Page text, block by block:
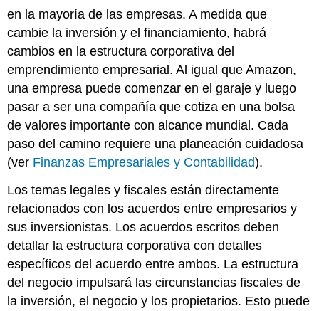
en la mayoría de las empresas. A medida que
cambie la inversión y el financiamiento, habrá
cambios en la estructura corporativa del
emprendimiento empresarial. Al igual que Amazon,
una empresa puede comenzar en el garaje y luego
pasar a ser una compañía que cotiza en una bolsa
de valores importante con alcance mundial. Cada
paso del camino requiere una planeación cuidadosa
(ver Finanzas Empresariales y Contabilidad).
Los temas legales y fiscales están directamente
relacionados con los acuerdos entre empresarios y
sus inversionistas. Los acuerdos escritos deben
detallar la estructura corporativa con detalles
específicos del acuerdo entre ambos. La estructura
del negocio impulsará las circunstancias fiscales de
la inversión, el negocio y los propietarios. Esto puede